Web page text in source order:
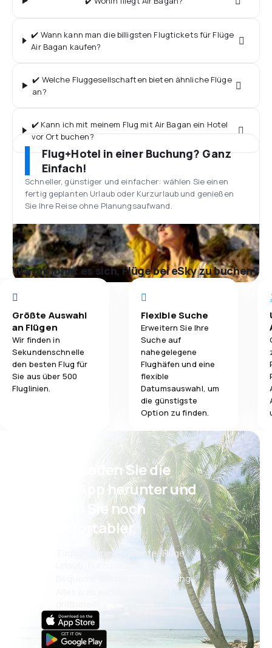
✔️ Wann kann man die billigsten Flugtickets für Flüge
Air Bagan kaufen?
✔️ Welche Fluggesellschaften bieten ähnliche Flüge
an?
✔️ Kann ich mit meinem Flug mit Air Bagan ein Hotel
vor Ort buchen?
Flug+Hotel in einer Buchung? Ganz
Einfach!
Schneller, günstiger und einfacher: wählen Sie einen
fertig geplanten Urlaub oder Kurzurlaub und genießen
Sie Ihre Reise ohne Planungsaufwand.
Warum lohnt es sich, Flüge bei eSky zu buchen?
Größte Auswahl
an Flügen
Wir finden in
Sekundenschnelle
den besten Flug für
Sie aus über 500
Fluglinien.
Flexible Suche
Erweitern Sie Ihre
Suche auf
nahegelegene
Flughäfen und eine
flexible
Datumsauswahl, um
die günstigste
Option zu finden.
Psst! Laden Sie die
eSky App herunter und
reisen Sie noch
komfortabler.
Täglich neue Angebote: Flüge,
Bequeme Buchungsverwaltung